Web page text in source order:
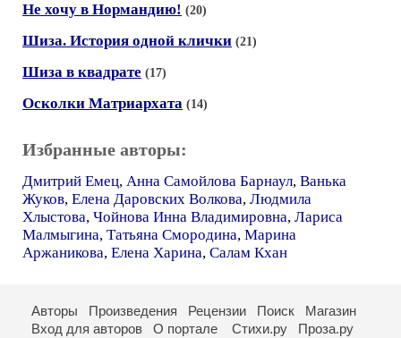
Не хочу в Нормандию! (20)
Шиза. История одной клички (21)
Шиза в квадрате (17)
Осколки Матриархата (14)
Избранные авторы:
Дмитрий Емец, Анна Самойлова Барнаул, Ванька
Жуков, Елена Даровских Волкова, Людмила
Хлыстова, Чойнова Инна Владимировна, Лариса
Малмыгина, Татьяна Смородина, Марина
Аржаникова, Елена Харина, Салам Кхан
Авторы Произведения Рецензии Поиск
Магазин
Вход для авторов
О портале Стихи.ру Проза.ру